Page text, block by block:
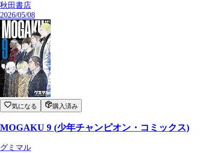
秋田書店
2026/05/08
気になる 購入済み
MOGAKU 9 (少年チャンピオン・コミックス)
グミマル